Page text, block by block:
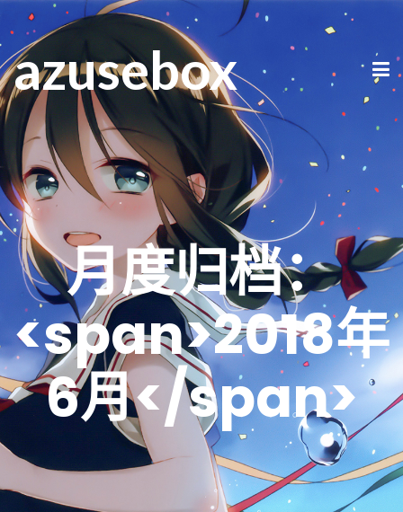
azusebox
月度归档：
<span>2018年
6月</span>